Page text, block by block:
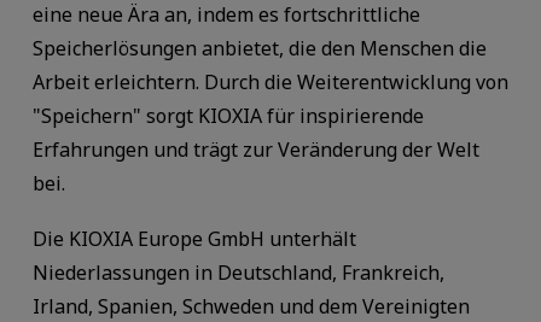
eine neue Ära an, indem es fortschrittliche
Speicherlösungen anbietet, die den Menschen die
Arbeit erleichtern. Durch die Weiterentwicklung von
"Speichern" sorgt KIOXIA für inspirierende
Erfahrungen und trägt zur Veränderung der Welt
bei.
Die KIOXIA Europe GmbH unterhält
Niederlassungen in Deutschland, Frankreich,
Irland, Spanien, Schweden und dem Vereinigten